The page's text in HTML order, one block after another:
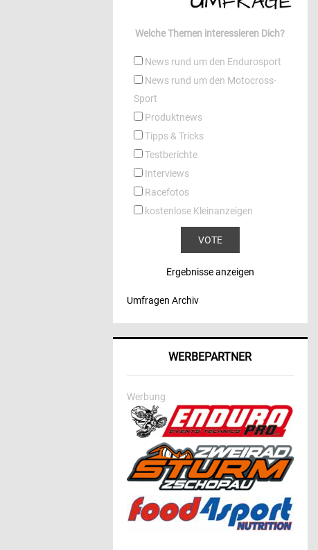
Welche Themen interessieren Dich?
News rund um den Endurosport
News rund um den Motocross-
Sport
Produktnews
Tipps & Tricks
Testberichte
Interviews
Racefotos
kostenlose Kleinanzeigen
Ergebnisse anzeigen
Umfragen Archiv
WERBEPARTNER
Werbung